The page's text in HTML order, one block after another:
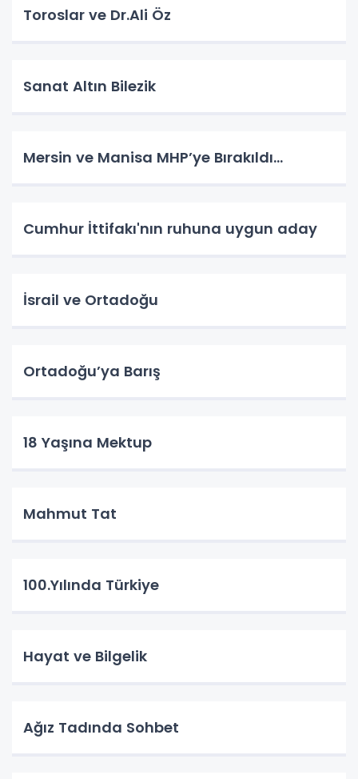
Toroslar ve Dr.Ali Öz
Sanat Altın Bilezik
Mersin ve Manisa MHP’ye Bırakıldı…
Cumhur İttifakı'nın ruhuna uygun aday
İsrail ve Ortadoğu
Ortadoğu’ya Barış
18 Yaşına Mektup
Mahmut Tat
100.Yılında Türkiye
Hayat ve Bilgelik
Ağız Tadında Sohbet